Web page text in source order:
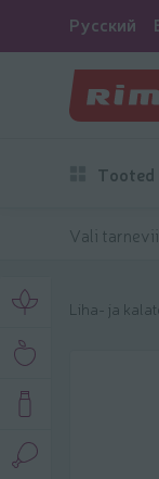
Русский
Tooted
Vali
Liha- ja